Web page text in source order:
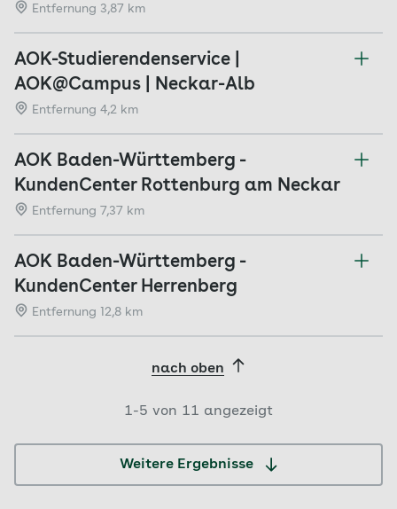
Entfernung 3,87 km
AOK-Studierendenservice |
AOK@Campus | Neckar-Alb
Entfernung 4,2 km
AOK Baden-Württemberg -
KundenCenter Rottenburg am Neckar
Entfernung 7,37 km
AOK Baden-Württemberg -
KundenCenter Herrenberg
Entfernung 12,8 km
nach oben
1-5 von 11 angezeigt
Weitere Ergebnisse